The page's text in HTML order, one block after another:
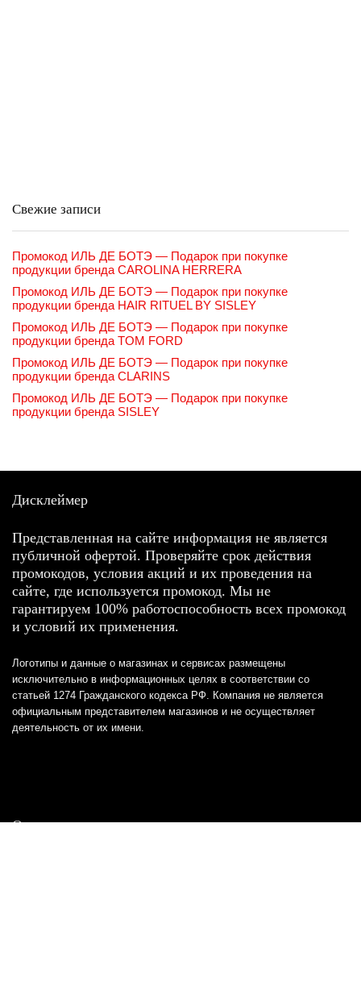
Свежие записи
Промокод ИЛЬ ДЕ БОТЭ — Подарок при покупке
продукции бренда CAROLINA HERRERA
Промокод ИЛЬ ДЕ БОТЭ — Подарок при покупке
продукции бренда HAIR RITUEL BY SISLEY
Промокод ИЛЬ ДЕ БОТЭ — Подарок при покупке
продукции бренда TOM FORD
Промокод ИЛЬ ДЕ БОТЭ — Подарок при покупке
продукции бренда CLARINS
Промокод ИЛЬ ДЕ БОТЭ — Подарок при покупке
продукции бренда SISLEY
Дисклеймер
Представленная на сайте информация не является
публичной офертой. Проверяйте срок действия
промокодов, условия акций и их проведения на
сайте, где используется промокод. Мы не
гарантируем 100% работоспособность всех промокод
и условий их применения.
Логотипы и данные о магазинах и сервисах размещены
исключительно в информационных целях в соответствии со
статьей 1274 Гражданского кодекса РФ. Компания не является
официальным представителем магазинов и не осуществляет
деятельность от их имени.
Отказ от ответственности